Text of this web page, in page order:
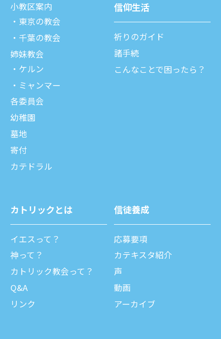
⼩教区案内
東京の教会
千葉の教会
姉妹教会
ケルン
ミャンマー
各委員会
幼稚園
墓地
寄付
カテドラル
信仰⽣活
祈りのガイド
諸⼿続
こんなことで困ったら？
カトリックとは
イエスって？
神って？
カトリック教会って？
Q&A
リンク
信徒養成
応募要項
カテキスタ紹介
声
動画
アーカイブ